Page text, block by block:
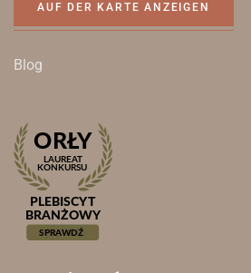
AUF DER KARTE ANZEIGEN
Blog